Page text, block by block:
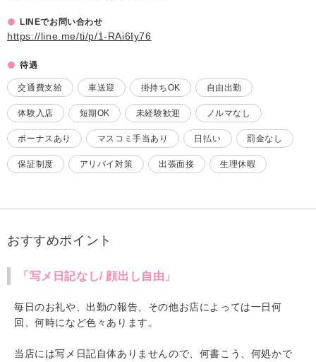
LINEでお問い合わせ
https://line.me/ti/p/1-RAi6Iy76
待遇
交通費支給 車送迎 掛持ちOK 自由出勤
体験入店 短期OK 未経験歓迎 ノルマなし
ボーナスあり マスコミ手当あり 日払い 罰金なし
保証制度 アリバイ対策 出張面接 生理休暇
おすすめポイント
「写メ日記なし/ 顔出し自由」
毎日のお礼や、出勤の報告、その他お店によっては一日何
回、何時になど色々あります。
当店には写メ日記自体ありませんので、何書こう、何処かで